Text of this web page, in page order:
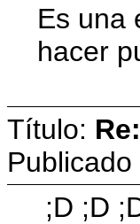
Es una
hacer
Título:
Publicado
;D ;D